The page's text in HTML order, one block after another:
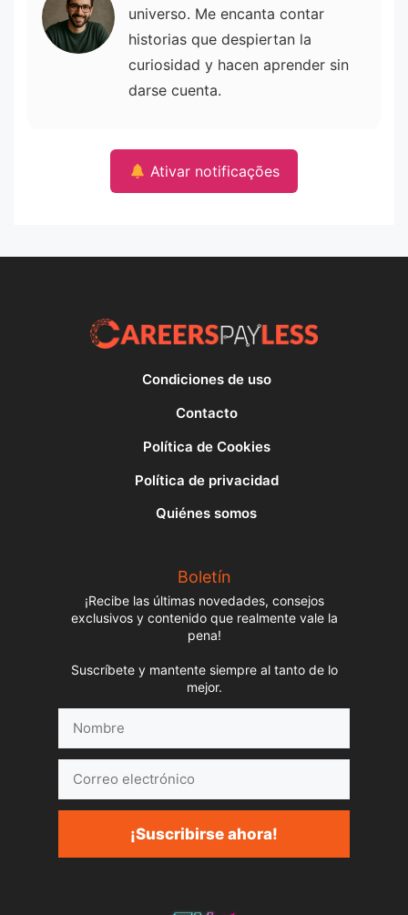
universo. Me encanta contar
historias que despiertan la
curiosidad y hacen aprender sin
darse cuenta.
Ativar notificações
Condiciones de uso
Contacto
Política de Cookies
Política de privacidad
Quiénes somos
Boletín
¡Recibe las últimas novedades, consejos
exclusivos y contenido que realmente vale la
pena!
Suscríbete y mantente siempre al tanto de lo
mejor.
electrónico
¡Suscribirse ahora!